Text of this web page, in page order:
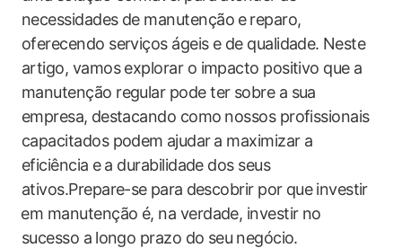
necessidades de manutenção⁢ e ⁢reparo, ​
oferecendo serviços ágeis e de qualidade.⁤ Neste‍
artigo, vamos explorar o impacto‌ positivo que a
manutenção regular pode ter sobre a sua‌
empresa,⁤ destacando como⁢ nossos profissionais
capacitados podem⁤ ajudar ⁢a maximizar a
eficiência e⁤ a durabilidade​ dos ‍seus
ativos.Prepare-se ⁣para⁣ descobrir por ‍que ⁢investir
⁢em manutenção é, na verdade, investir no
sucesso a⁣ longo ​prazo do ‍seu⁤ negócio.